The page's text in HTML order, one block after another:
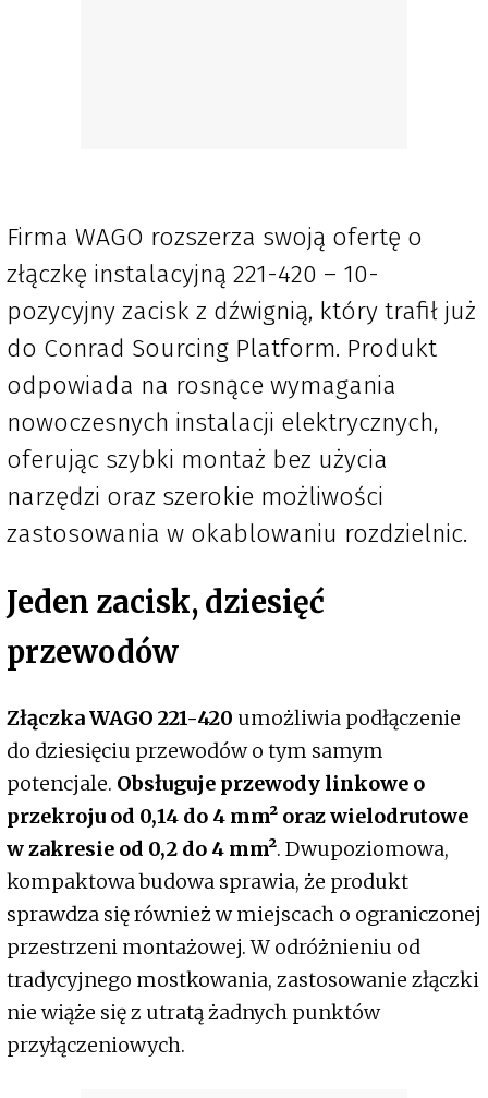
Firma WAGO rozszerza swoją ofertę o
złączkę instalacyjną 221-420 – 10-
pozycyjny zacisk z dźwignią, który trafił już
do Conrad Sourcing Platform. Produkt
odpowiada na rosnące wymagania
nowoczesnych instalacji elektrycznych,
oferując szybki montaż bez użycia
narzędzi oraz szerokie możliwości
zastosowania w okablowaniu rozdzielnic.
Jeden zacisk, dziesięć
przewodów
Złączka WAGO 221-420 umożliwia podłączenie
do dziesięciu przewodów o tym samym
potencjale. Obsługuje przewody linkowe o
przekroju od 0,14 do 4 mm² oraz wielodrutowe
w zakresie od 0,2 do 4 mm². Dwupoziomowa,
kompaktowa budowa sprawia, że produkt
sprawdza się również w miejscach o ograniczonej
przestrzeni montażowej. W odróżnieniu od
tradycyjnego mostkowania, zastosowanie złączki
nie wiąże się z utratą żadnych punktów
przyłączeniowych.